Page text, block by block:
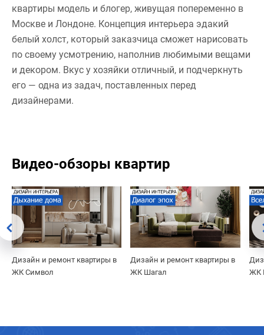
квартиры модель и блогер, живущая попеременно в
Москве и Лондоне. Концепция интерьера эдакий
белый холст, который заказчица сможет нарисовать
по своему усмотрению, наполнив любимыми вещами
и декором. Вкус у хозяйки отличный, и подчеркнуть
его — одна из задач, поставленных перед
дизайнерами.
Видео-обзоры квартир
Дизайн и ремонт квартиры в
ЖК Символ
Дизайн и ремонт квартиры в
ЖК Шагал
ЖК